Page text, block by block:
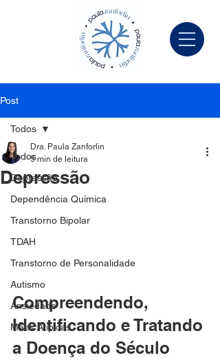
Post
Todos
Depressão
Dependência Química
Transtorno Bipolar
TDAH
Transtorno de Personalidade
Autismo
Ansiedade
Mães Atípicas
Todos
Depressão
Dra. Paula Zanforlin
5 min de leitura
Compreendendo,
Identificando e Tratando
a Doença do Século